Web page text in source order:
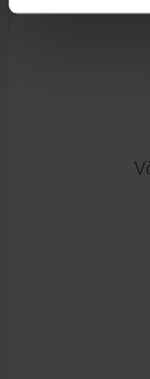
Deaktivierung